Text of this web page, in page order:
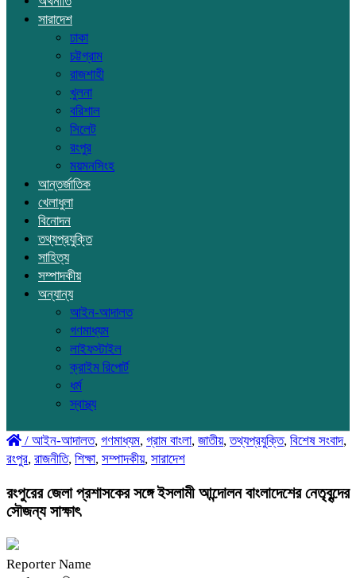
সারাদেশ
ঢাকা
চট্টগ্রাম
রাজশাহী
খুলনা
বরিশাল
সিলেট
রংপুর
ময়মনসিংহ
আন্তর্জাতিক
খেলাধুলা
বিনোদন
তথ্যপ্রযুক্তি
সাহিত্য
সম্পাদকীয়
অন্যান্য
আইন-আদালত
গণমাধ্যম
লাইফস্টাইল
ক্রাইম রিপোর্ট
ধর্ম
স্বাস্থ্য
/ আইন-আদালত, গণমাধ্যম, গ্রাম বাংলা, জাতীয়,তথ্যপ্রযুক্তি, বিশেষ সংবাদ,
রংপুর, রাজনীতি, শিক্ষা, সম্পাদকীয়, সারাদেশ
রংপুরের জেলা প্রশাসকের সঙ্গে ইসলামী আন্দোলন বাংলাদেশের নেতৃবৃন্দের
সৌজন্য সাক্ষাৎ
Reporter Name